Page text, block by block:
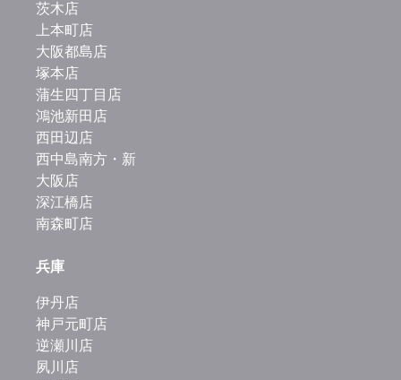
茨木店
上本町店
大阪都島店
塚本店
蒲生四丁目店
鴻池新田店
西田辺店
西中島南方・新
大阪店
深江橋店
南森町店
兵庫
伊丹店
神戸元町店
逆瀬川店
夙川店